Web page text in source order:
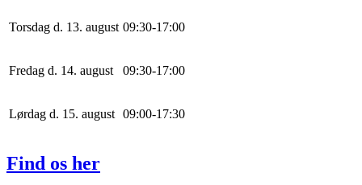
Torsdag d. 13. august 09:30-17:00
Fredag d. 14. august 09:30-17:00
Lørdag d. 15. august 09:00-17:30
Find os her